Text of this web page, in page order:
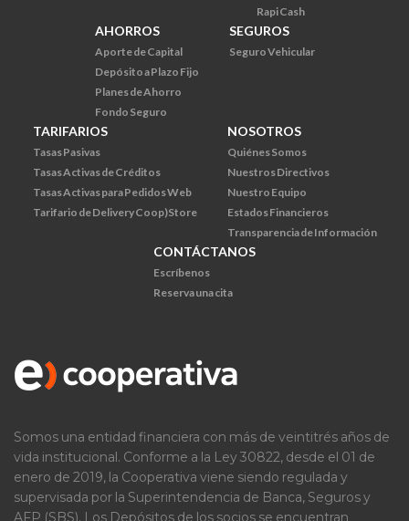
Rapi Cash
AHORROS
Aporte de Capital
Depósito a Plazo Fijo
Planes de Ahorro
Fondo Seguro
SEGUROS
Seguro Vehicular
TARIFARIOS
Tasas Pasivas
Tasas Activas de Créditos
Tasas Activas para Pedidos Web
Tarifario de Delivery Coop)Store
NOSOTROS
Quiénes Somos
Nuestros Directivos
Nuestro Equipo
Estados Financieros
Transparencia de Información
CONTÁCTANOS
Escríbenos
Reserva una cita
Somos una entidad financiera con más de veintitrés años de
vida institucional. Conforme a la Ley 30822, desde el 01 de
enero de 2019, la Cooperativa viene siendo regulada y
supervisada por la Superintendencia de Banca, Seguros y
AFP (SBS). Los Depósitos de los socios se encuentran